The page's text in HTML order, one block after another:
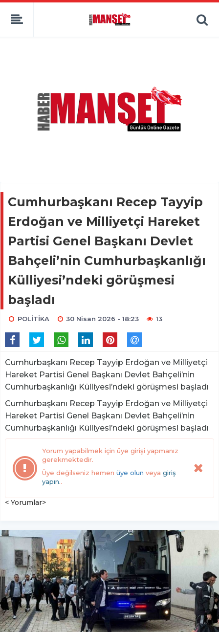
Cumhurbaşkanı Recep Tayyip
Erdoğan ve Milliyetçi Hareket
Partisi Genel Başkanı Devlet
Bahçeli’nin Cumhurbaşkanlığı
Külliyesi’ndeki görüşmesi
başladı
POLİTİKA 30 Nisan 2026 - 18:23 13
Cumhurbaşkanı Recep Tayyip Erdoğan ve Milliyetçi
Hareket Partisi Genel Başkanı Devlet Bahçeli’nin
Cumhurbaşkanlığı Külliyesi’ndeki görüşmesi başladı
Cumhurbaşkanı Recep Tayyip Erdoğan ve Milliyetçi
Hareket Partisi Genel Başkanı Devlet Bahçeli’nin
Cumhurbaşkanlığı Külliyesi’ndeki görüşmesi başladı
Yorum yapabilmek için üye girişi yapmanız
gerekmektedir.
Üye değilseniz hemen üye olun veya giriş
yapın..
< Yorumlar>